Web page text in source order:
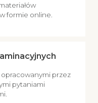
formie online.
opracowanymi przez
pytaniami